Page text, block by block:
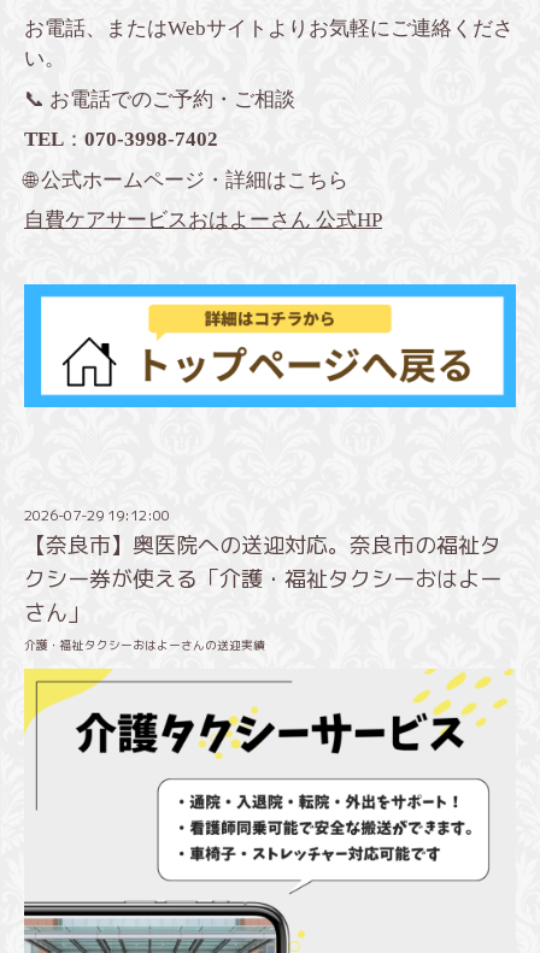
お電話、またはWebサイトよりお気軽にご連絡くださ
い。
📞 お電話でのご予約・ご相談
TEL ： 070-3998-7402
🌐 公式ホームページ・詳細はこちら
自費ケアサービスおはよーさん 公式HP
2026-07-29 19:12:00
【奈良市】奥医院への送迎対応。奈良市の福祉タ
クシー券が使える「介護・福祉タクシーおはよー
さん」
介護・福祉タクシーおはよーさんの送迎実績